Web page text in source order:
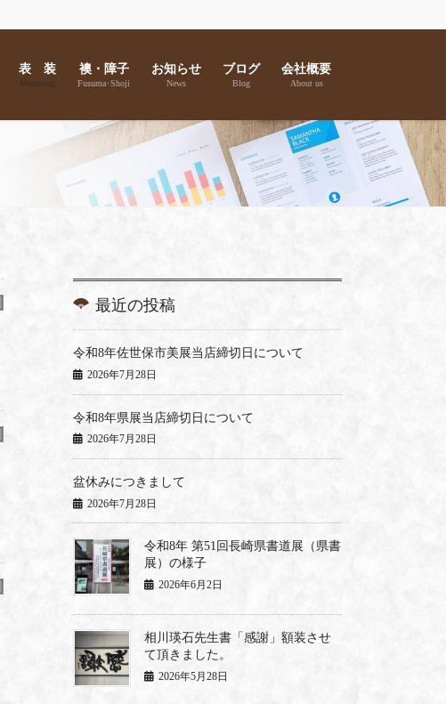
表 装
Mounting
襖・障子
Fusuma･Shoji
お知らせ
News
ブログ
Blog
会社概要
About us
最近の投稿
令和8年佐世保市美展当店締切日について
2026年7月28日
令和8年県展当店締切日について
2026年7月28日
盆休みにつきまして
2026年7月28日
令和8年 第51回長崎県書道展（県書
展）の様子
2026年6月2日
相川瑛石先生書「感謝」額装させ
て頂きました。
2026年5月28日